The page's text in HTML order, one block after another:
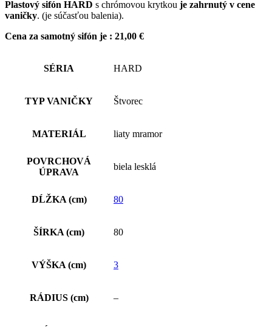
Plastový sifón HARD s chrómovou krytkou je zahrnutý v cene
vaničky. (je súčasťou balenia).
Cena za samotný sifón je : 21,00 €
SÉRIA HARD
TYP VANIČKY Štvorec
MATERIÁL liaty mramor
POVRCHOVÁ
ÚPRAVA
biela lesklá
DĹŽKA (cm) 80
ŠÍRKA (cm) 80
VÝŠKA (cm) 3
RÁDIUS (cm) –